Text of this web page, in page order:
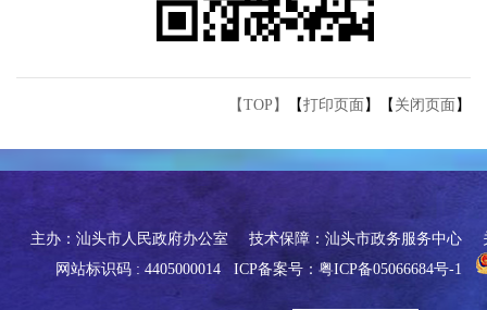
【TOP】 【打印页面 】【 关闭页面 】
主办：汕头市人民政府办公室 技术保障：汕头市政务服务中心
网站标识码 : 4405000014 ICP备案号：粤ICP备05066684号-1